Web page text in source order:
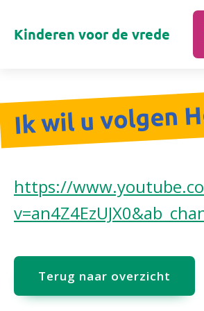
Kinderen voor de vrede
Ik wil u volgen
https://
Terug naar overzicht